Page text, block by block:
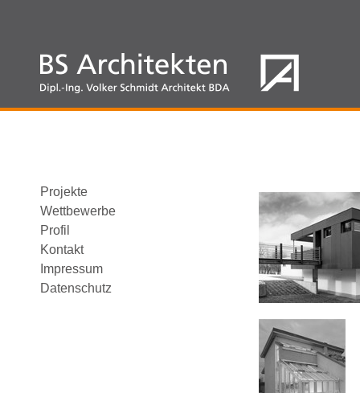
Projekte
Wettbewerbe
Profil
Kontakt
Impressum
Datenschutz